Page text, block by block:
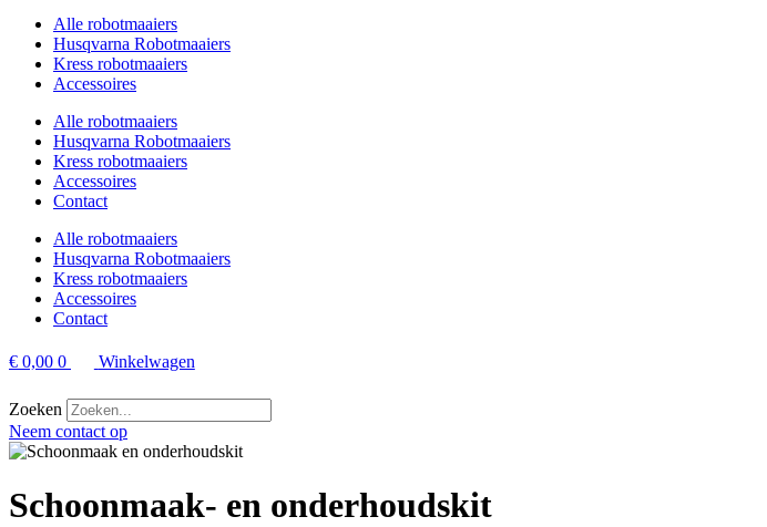
Alle robotmaaiers
Husqvarna Robotmaaiers
Kress robotmaaiers
Accessoires
Alle robotmaaiers
Husqvarna Robotmaaiers
Kress robotmaaiers
Accessoires
Contact
Alle robotmaaiers
Husqvarna Robotmaaiers
Kress robotmaaiers
Accessoires
Contact
€ 0,00 0 Winkelwagen
Zoeken
Neem contact op
Schoonmaak- en onderhoudskit